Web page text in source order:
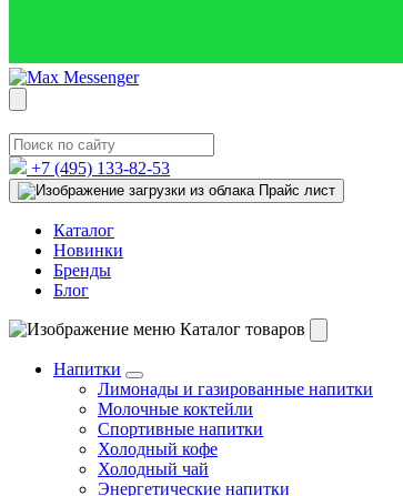
+7 (495) 133-82-53
Прайс лист
Каталог
Новинки
Бренды
Блог
Каталог товаров
Напитки
Лимонады и газированные напитки
Молочные коктейли
Спортивные напитки
Холодный кофе
Холодный чай
Энергетические напитки